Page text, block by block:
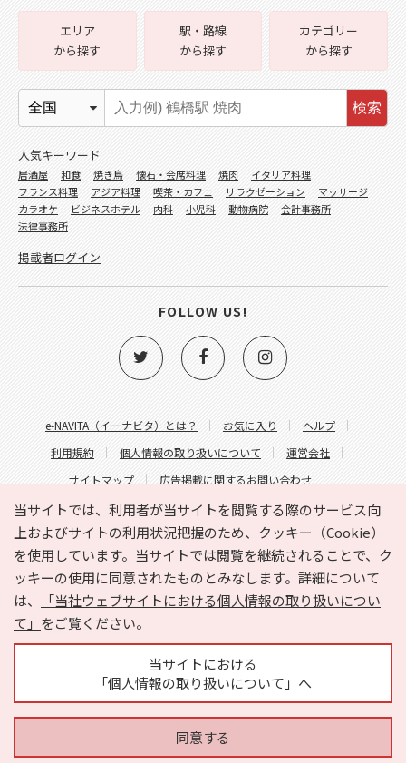
当サイトでは、利用者が当サイトを閲覧する際のサービス向
上およびサイトの利用状況把握のため、クッキー（Cookie）
を使用しています。当サイトでは閲覧を継続されることで、ク
ッキーの使用に同意されたものとみなします。詳細について
は、
「当社ウェブサイトにおける個人情報の取り扱いについ
て」 をご覧ください。
当サイトにおける
「個人情報の取り扱いについて」へ
同意する
e-NAVITA（イーナビタ）とは？ お気に入り
ヘルプ
利用規約
個人情報の取り扱いについて
運営会社
サイトマップ
広告掲載に関するお問い合わせ
サイトの内容に関するお問い合わせ
エリア
から探す
駅・路線
から探す
カテゴリー
から探す
検索
人気キーワード
居酒屋 和食 焼き鳥 懐石・会席料理 焼肉
イタリア料理
フランス料理
アジア料理 喫茶・カフェ リラクゼーション
マッサージ
カラオケ
ビジネスホテル 内科 小児科 動物病院
会計事務所
法律事務所
掲載者ログイン
FOLLOW US!
Copyright © HYOJITO.Co.,Ltd. All Rights Reserved.